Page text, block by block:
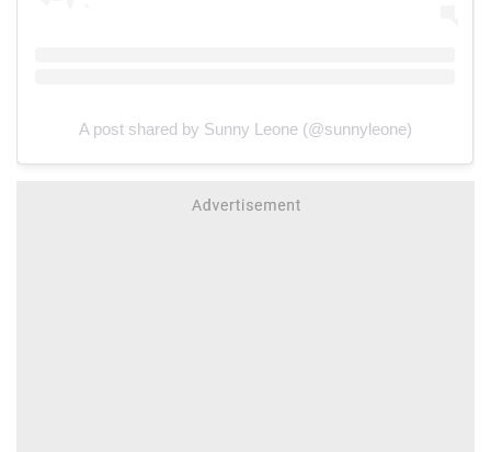
A post shared by Sunny Leone (@sunnyleone)